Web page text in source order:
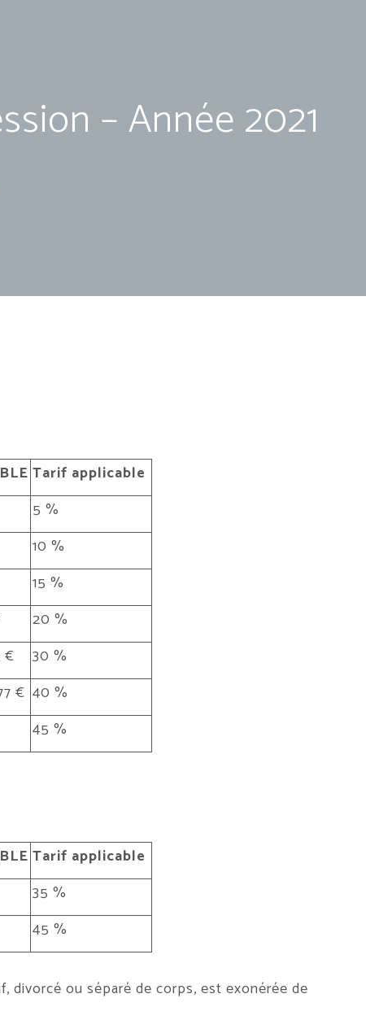
– Année 2021
Tarif applicable
5 %
10 %
15 %
20 %
€
30 %
€ 40 %
45 %
Tarif applicable
35 %
45 %
divorcé ou séparé de corps, est exonérée de